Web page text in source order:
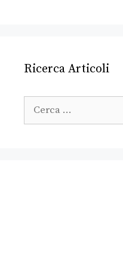
Ricerca Articoli